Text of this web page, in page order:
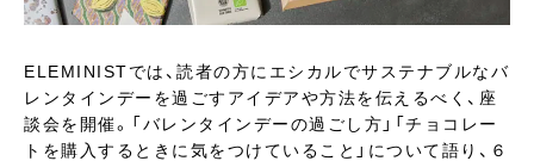
ELEMINISTでは、読者の方にエシカルでサステナブルなバ
レンタインデーを過ごすアイデアや方法を伝えるべく、座
談会を開催。「バレンタインデーの過ごし方」「チョコレー
トを購入するときに気をつけていること」について語り、６